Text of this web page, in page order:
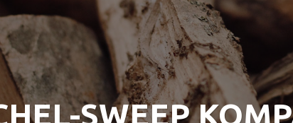
SWEEP